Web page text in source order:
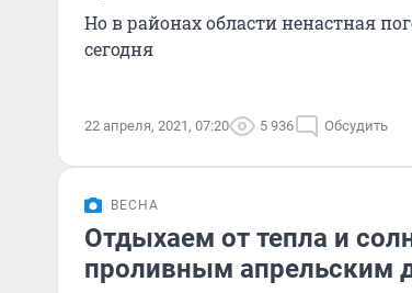
Но в районах области ненастная
сегодня
22 апреля, 2021, 07:20 5 936 Обсудить
ВЕСНА
Отдыхаем от тепла и
проливным апрельским